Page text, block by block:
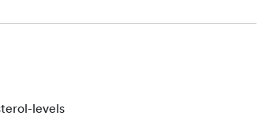
levels